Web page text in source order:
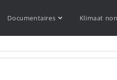
Documentaires Klimaat